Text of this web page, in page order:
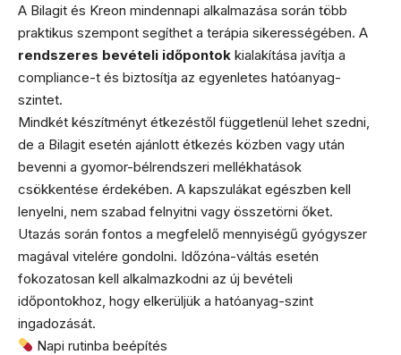
A Bilagit és Kreon mindennapi alkalmazása során több
praktikus szempont segíthet a terápia sikerességében. A
rendszeres bevételi időpontok kialakítása javítja a
compliance-t és biztosítja az egyenletes hatóanyag-
szintet.
Mindkét készítményt étkezéstől függetlenül lehet szedni,
de a Bilagit esetén ajánlott étkezés közben vagy után
bevenni a gyomor-bélrendszeri mellékhatások
csökkentése érdekében. A kapszulákat egészben kell
lenyelni, nem szabad felnyitni vagy összetörni őket.
Utazás során fontos a megfelelő mennyiségű gyógyszer
magával vitelére gondolni. Időzóna-váltás esetén
fokozatosan kell alkalmazkodni az új bevételi
időpontokhoz, hogy elkerüljük a hatóanyag-szint
ingadozását.
Napi rutinba beépítés